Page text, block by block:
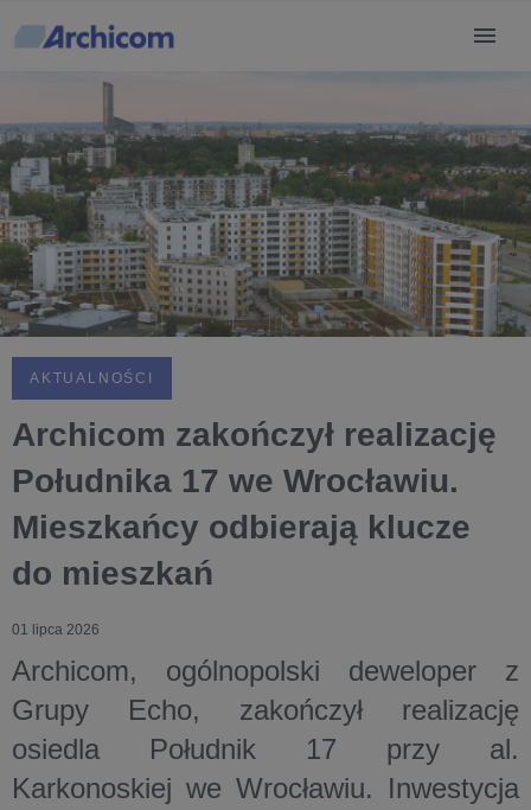
AKTUALNOŚCI
Archicom zakończył realizację
Południka 17 we Wrocławiu.
Mieszkańcy odbierają klucze
do mieszkań
01 lipca 2026
Archicom, ogólnopolski deweloper z
Grupy Echo, zakończył realizację
osiedla Południk 17 przy al.
Karkonoskiej we Wrocławiu. Inwestycja